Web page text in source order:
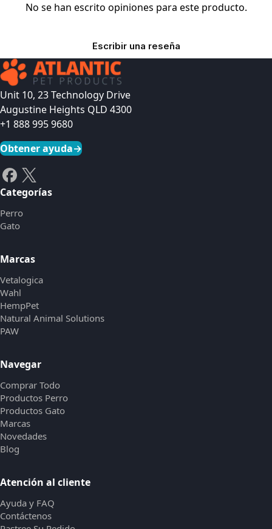
No se han escrito opiniones para este producto.
Escribir una reseña
Unit 10, 23 Technology Drive
Augustine Heights QLD 4300
+1 888 995 9680
Obtener ayuda→
Categorías
Perro
Gato
Marcas
Vetalogica
Wahl
HempPet
Natural Animal Solutions
PAW
Navegar
Comprar Todo
Productos Perro
Productos Gato
Marcas
Novedades
Blog
Atención al cliente
Ayuda y FAQ
Contáctenos